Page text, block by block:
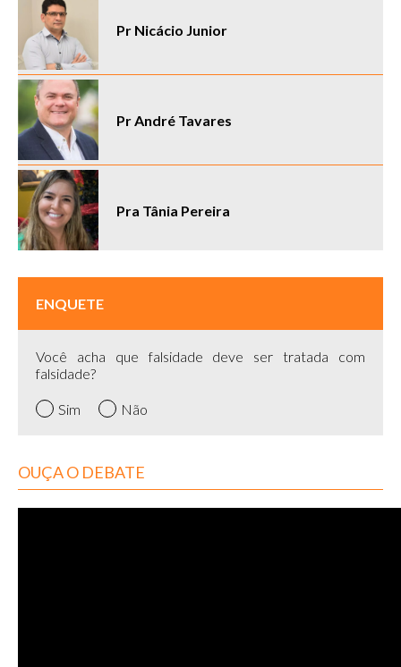
Pr Nicácio Junior
Pr André Tavares
Pra Tânia Pereira
ENQUETE
Você acha que falsidade deve ser tratada com
falsidade?
Sim Não
OUÇA O DEBATE